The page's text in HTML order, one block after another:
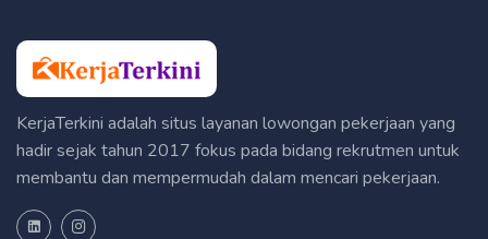
KerjaTerkini adalah situs layanan lowongan pekerjaan yang
hadir sejak tahun 2017 fokus pada bidang rekrutmen untuk
membantu dan mempermudah dalam mencari pekerjaan.